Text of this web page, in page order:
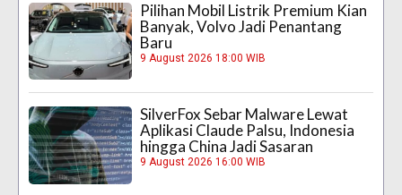
Pilihan Mobil Listrik Premium Kian
Banyak, Volvo Jadi Penantang
Baru
9 August 2026 18:00 WIB
SilverFox Sebar Malware Lewat
Aplikasi Claude Palsu, Indonesia
hingga China Jadi Sasaran
9 August 2026 16:00 WIB